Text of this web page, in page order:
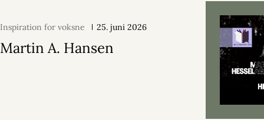
Inspiration for voksne 25. juni 2026
Martin A. Hansen